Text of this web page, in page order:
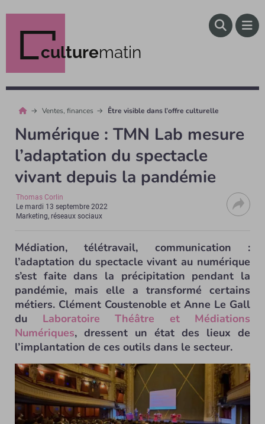
culturematin
Ventes, finances Être visible dans l’offre culturelle
Numérique : TMN Lab mesure
l’adaptation du spectacle
vivant depuis la pandémie
Thomas Corlin
Lemardi 13 septembre 2022
Marketing, réseaux sociaux
Médiation, télétravail, communication :
l’adaptation du spectacle vivant au numérique
s’est faite dans la précipitation pendant la
pandémie, mais elle a transformé certains
métiers. Clément Coustenoble et Anne Le Gall
du Laboratoire Théâtre et Médiations
Numériques, dressent un état des lieux de
l’implantation de ces outils dans le secteur.